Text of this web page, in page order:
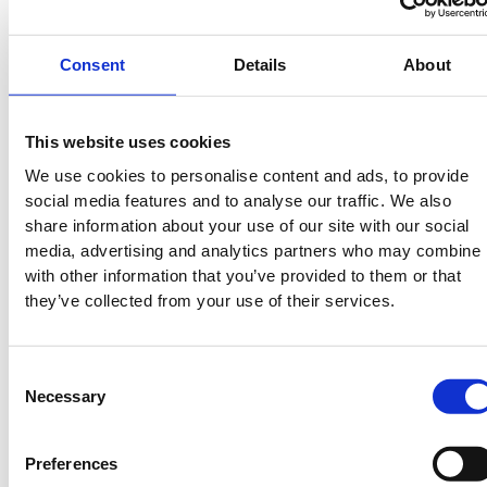
Consent Details About
This website uses cookies
We use cookies to personalise content and ads, to provide
social media features and to analyse our traffic. We also
share information about your use of our site with our social
media, advertising and analytics partners who may combine
with other information that you’ve provided to them or that
they’ve collected from your use of their services.
Selection
Necessary
Preferences
Tillbehör
S019 S013